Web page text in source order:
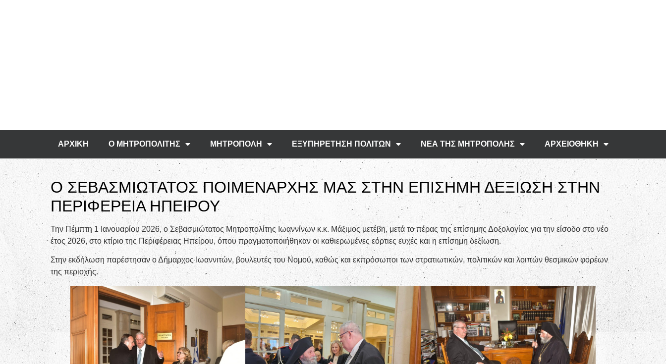
ΑΡΧΙΚΗ Ο ΜΗΤΡΟΠΟΛΙΤΗΣ ΜΗΤΡΟΠΟΛΗ ΕΞΥΠΗΡΕΤΗΣΗ ΠΟΛΙΤΩΝ ΝΕΑ ΤΗΣ ΜΗΤΡΟΠΟΛΗΣ ΑΡΧΕΙΟΘΗΚΗ
Ο ΣΕΒΑΣΜΙΩΤΑΤΟΣ ΠΟΙΜΕΝΑΡΧΗΣ ΜΑΣ ΣΤΗΝ ΕΠΙΣΗΜΗ ΔΕΞΙΩΣΗ ΣΤΗΝ
ΠΕΡΙΦΕΡΕΙΑ ΗΠΕΙΡΟΥ
Την Πέμπτη 1 Ιανουαρίου 2026, ο Σεβασμιώτατος Μητροπολίτης Ιωαννίνων κ.κ. Μάξιμος μετέβη, μετά το πέρας της επίσημης Δοξολογίας για την είσοδο στο νέο
έτος 2026, στο κτίριο της Περιφέρειας Ηπείρου, όπου πραγματοποιήθηκαν οι καθιερωμένες εόρτιες ευχές και η επίσημη δεξίωση.
Στην εκδήλωση παρέστησαν ο Δήμαρχος Ιωαννιτών, βουλευτές του Νομού, καθώς και εκπρόσωποι των στρατιωτικών, πολιτικών και λοιπών θεσμικών φορέων
της περιοχής.